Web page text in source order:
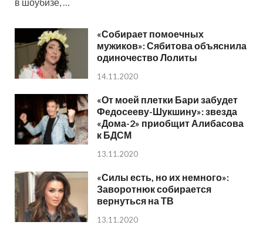
«Собирает помоечных
мужиков»: Сябитова объяснила
одиночество Лолиты
14.11.2020
«От моей плетки Бари забудет
Федосееву-Шукшину»: звезда
«Дома-2» приобщит Алибасова
к БДСМ
13.11.2020
«Силы есть, но их немного»:
Заворотнюк собирается
вернуться на ТВ
13.11.2020